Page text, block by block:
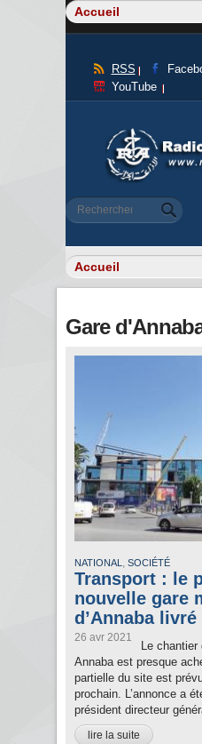
RSS
YouTube
Formulaire
Rechercher
Gare
NATIONAL , SOCIÉTÉ
Transport : le
nouvelle gare
d’Annaba
26 avr 2021
Le
Annaba est presque
partielle du site est
prochain. L’annonce a
président directeur
lire la suite